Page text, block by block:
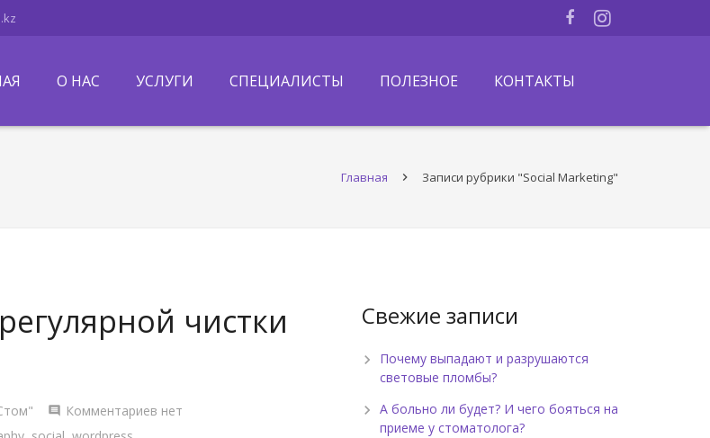
О НАС УСЛУГИ СПЕЦИАЛИСТЫ ПОЛЕЗНОЕ КОНТАКТЫ
Главная Записи рубрики "Social Marketing"
чистки
Комментариев нет
Свежие записи
Почему выпадают и разрушаются
световые пломбы?
А больно ли будет? И чего бояться на
приеме у стоматолога?